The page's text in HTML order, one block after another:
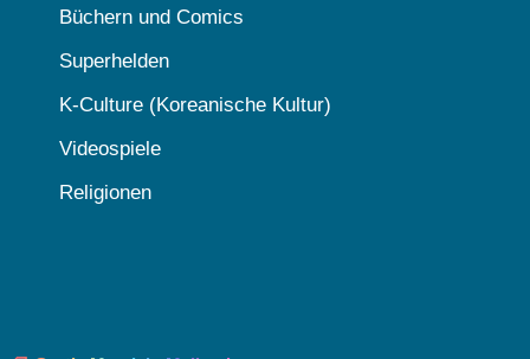
Büchern und Comics
Superhelden
K-Culture (Koreanische Kultur)
Videospiele
Religionen